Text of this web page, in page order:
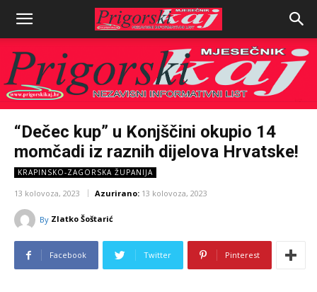
“Dečec kup” u Konjščini okupio 14
momčadi iz raznih dijelova Hrvatske!
KRAPINSKO-ZAGORSKA ŽUPANIJA
13 kolovoza, 2023 Azurirano: 13 kolovoza, 2023
By Zlatko Šoštarić
Facebook Twitter Pinterest